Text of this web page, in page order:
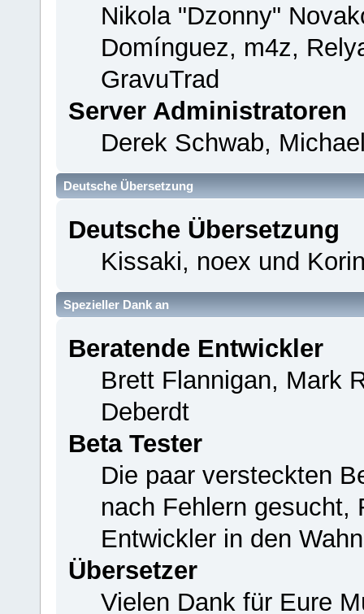
Nikola "Dzonny"
Domínguez, m4z,
GravuTrad
Server Administratoren
Derek Schwab,
Deutsche Übersetzung
Deutsche Übersetzung
Kissaki, noex und
Spezieller Dank an
Beratende Entwickler
Brett Flannigan, Mark
Deberdt
Beta Tester
Die paar versteckten
nach Fehlern gesucht,
Entwickler in den
Übersetzer
Vielen Dank für Eure